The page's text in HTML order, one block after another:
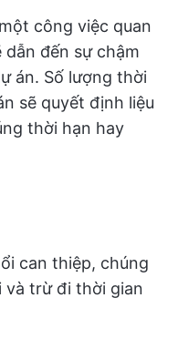
công việc quan
đến sự chậm
án. Số lượng thời
sẽ quyết định liệu
thời hạn hay
can thiệp, chúng
trừ đi thời gian